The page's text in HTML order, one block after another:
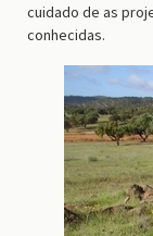
cuidado de as
conhecidas.